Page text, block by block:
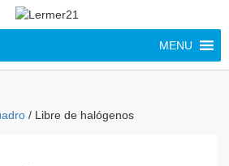
MENU
/ Libre de halógenos